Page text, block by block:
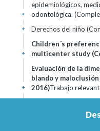
epidemiológicos,
odontológica.
+
Derechos del niño
+
Children´s
multicenter study
+
Evaluación de la
blando y
2016)Trabajo
+
Sueño en Niños.